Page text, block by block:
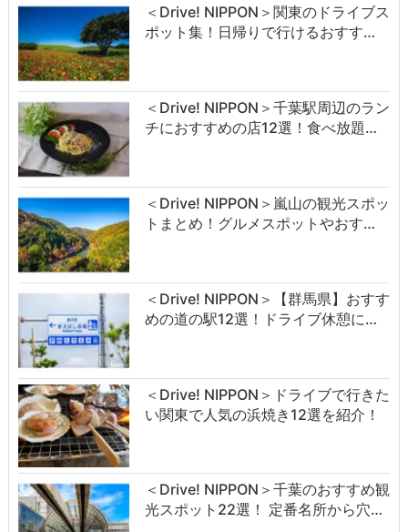
＜Drive! NIPPON＞関東のドライブス
ポット集！日帰りで行けるおすす…
＜Drive! NIPPON＞千葉駅周辺のラン
チにおすすめの店12選！食べ放題…
＜Drive! NIPPON＞嵐山の観光スポッ
トまとめ！グルメスポットやおす…
＜Drive! NIPPON＞【群馬県】おすす
めの道の駅12選！ドライブ休憩に…
＜Drive! NIPPON＞ドライブで行きた
い関東で人気の浜焼き12選を紹介！
＜Drive! NIPPON＞千葉のおすすめ観
光スポット22選！ 定番名所から穴…